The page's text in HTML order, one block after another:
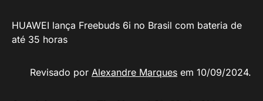
HUAWEI lança Freebuds 6i no Brasil com bateria de
até 35 horas
Revisado por Alexandre Marques em 10/09/2024.